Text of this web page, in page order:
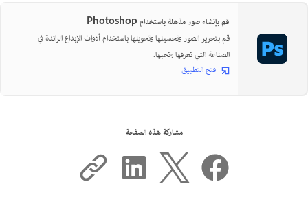
قم بإنشاء صور مذهلة باستخدام Photoshop
قم بتحرير الصور وتحسينها وتحويلها باستخدام أدوات الإبداع الرائدة في
الصناعة التي تعرفها وتحبها.
فتح التطبيق
مشاركة هذه الصفحة